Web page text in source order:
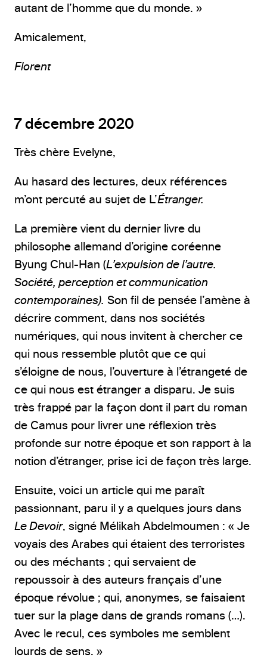
autant de l’homme que du monde. »
Amicalement,
Florent
7 décembre 2020
Très chère Evelyne,
Au hasard des lectures, deux références
m’ont percuté au sujet de L’Étranger.
La première vient du dernier livre du
philosophe allemand d’origine coréenne
Byung Chul-Han (L’expulsion de l’autre.
Société, perception et communication
contemporaines). Son fil de pensée l’amène à
décrire comment, dans nos sociétés
numériques, qui nous invitent à chercher ce
qui nous ressemble plutôt que ce qui
s’éloigne de nous, l’ouverture à l’étrangeté de
ce qui nous est étranger a disparu. Je suis
très frappé par la façon dont il part du roman
de Camus pour livrer une réflexion très
profonde sur notre époque et son rapport à la
notion d’étranger, prise ici de façon très large.
Ensuite, voici un article qui me paraît
passionnant, paru il y a quelques jours dans
Le Devoir, signé Mélikah Abdelmoumen : « Je
voyais des Arabes qui étaient des terroristes
ou des méchants ; qui servaient de
repoussoir à des auteurs français d’une
époque révolue ; qui, anonymes, se faisaient
tuer sur la plage dans de grands romans (…).
Avec le recul, ces symboles me semblent
lourds de sens. »